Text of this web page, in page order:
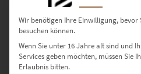
Lieferzeit: ca. 10
Dieses Produkt weist mehrere
Wir benötigen Ihre Einwilligung, bevor
besuchen können.
Wenn Sie unter 16 Jahre alt sind und
Services geben möchten, müssen Sie
Erlaubnis bitten.